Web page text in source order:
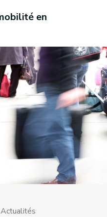
en
Actualités